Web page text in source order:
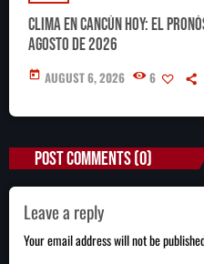
Clima en Cancún hoy: el
agosto de 2026
today AUGUST 6, 2026 6
POST COMMENTS (0)
Leave a reply
Your email address will not be